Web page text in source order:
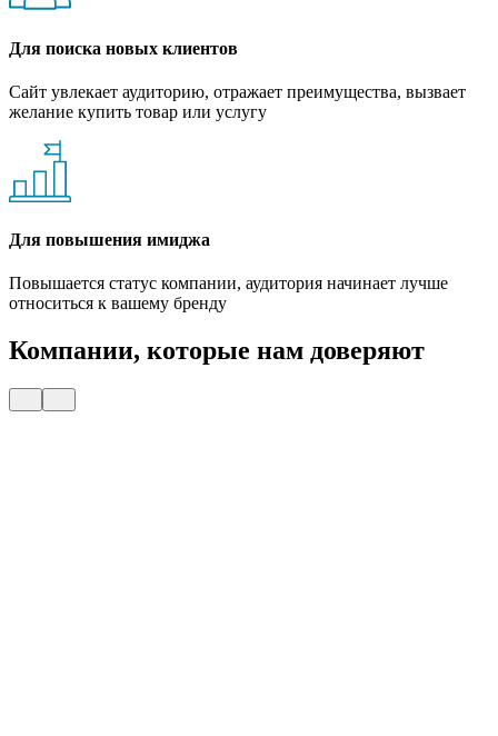
Для поиска новых клиентов
Сайт увлекает аудиторию, отражает преимущества, вызвает
желание купить товар или услугу
Для повышения имиджа
Повышается статус компании, аудитория начинает лучше
относиться к вашему бренду
Компании, которые нам доверяют